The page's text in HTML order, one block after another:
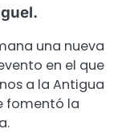
una nueva
en el que
a la Antigua
fomentó la